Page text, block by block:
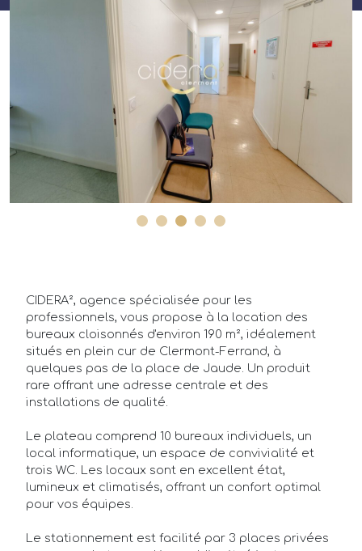
CIDERA², agence spécialisée pour les
professionnels, vous propose à la location des
bureaux cloisonnés d'environ 190 m², idéalement
situés en plein cur de Clermont-Ferrand, à
quelques pas de la place de Jaude. Un produit
rare offrant une adresse centrale et des
installations de qualité.
Le plateau comprend 10 bureaux individuels, un
local informatique, un espace de convivialité et
trois WC. Les locaux sont en excellent état,
lumineux et climatisés, offrant un confort optimal
pour vos équipes.
Le stationnement est facilité par 3 places privées